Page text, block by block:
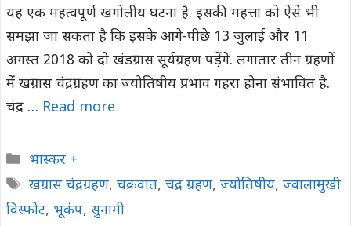
यह एक महत्वपूर्ण खगोलीय घटना है. इसकी महत्ता को ऐसे भी
समझा जा सकता है कि इसके आगे-पीछे 13 जुलाई और 11
अगस्त 2018 को दो खंडग्रास सूर्यग्रहण पड़ेंगे. लगातार तीन ग्रहणों
में खग्रास चंद्रग्रहण का ज्योतिषीय प्रभाव गहरा होना संभावित है.
चंद्र … Read more
Categories
भास्कर +
Tags
खग्रास चंद्रग्रहण, चक्रवात, चंद्र ग्रहण, ज्योतिषीय, ज्वालामुखी
विस्फोट, भूकंप, सुनामी